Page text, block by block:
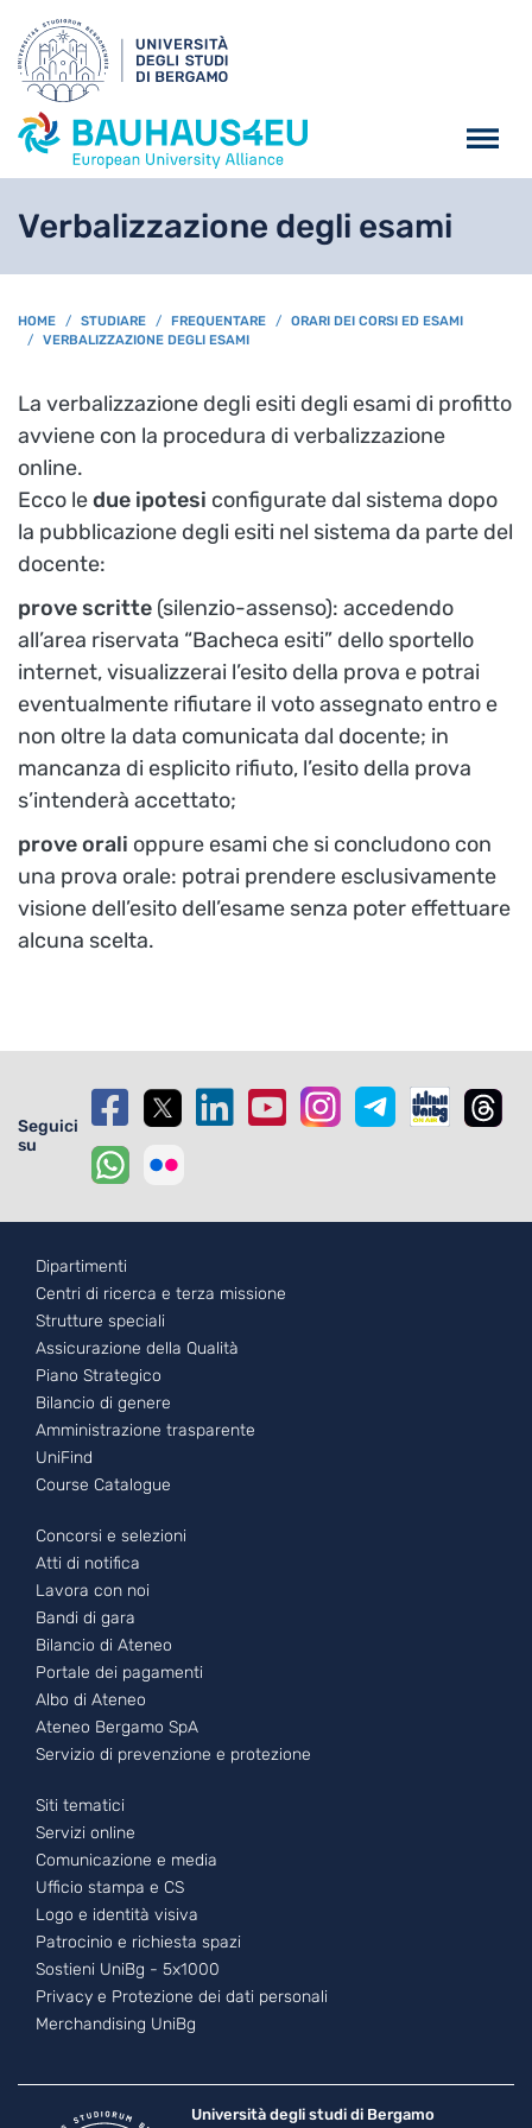
Verbalizzazione degli esami
BREADCRUMB
HOME STUDIARE FREQUENTARE
ORARI DEI CORSI ED ESAMI
VERBALIZZAZIONE DEGLI ESAMI
La verbalizzazione degli esiti degli esami di profitto
avviene con la procedura di verbalizzazione
online.
Ecco ledue ipotesi configurate dal sistema dopo
la pubblicazione degli esiti nel sistema da parte del
docente:
prove scritte (silenzio-assenso): accedendo
all’area riservata “Bacheca esiti” dello sportello
internet, visualizzerai l’esito della prova e potrai
eventualmente rifiutare il voto assegnato entro e
non oltre la data comunicata dal docente; in
mancanza di esplicito rifiuto, l’esito della prova
s’intenderà accettato;
prove orali oppure esami che si concludono con
una prova orale: potrai prendere esclusivamente
visione dell’esito dell’esame senza poter effettuare
alcuna scelta.
Seguici
su
Footer - 1
Dipartimenti
Centri di ricerca e terza missione
Strutture speciali
Assicurazione della Qualità
Piano Strategico
Bilancio di genere
Amministrazione trasparente
UniFind
Course Catalogue
Footer - 2
Concorsi e selezioni
Atti di notifica
Lavora con noi
Bandi di gara
Bilancio di Ateneo
Portale dei pagamenti
Albo di Ateneo
Ateneo Bergamo SpA
Servizio di prevenzione e protezione
Footer - 3
Siti tematici
Servizi online
Comunicazione e media
Ufficio stampa e CS
Logo e identità visiva
Patrocinio e richiesta spazi
Sostieni UniBg - 5x1000
Privacy e Protezione dei dati personali
Merchandising UniBg
Università degli studi di Bergamo